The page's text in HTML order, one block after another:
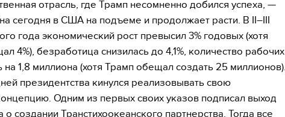
отрасль, где Трамп несомненно добился успеха, —
сегодня в США на подъеме и продолжает расти. В II–III
года экономический рост превысил 3% годовых (хотя
4%), безработица снизилась до 4,1%, количество рабочих
на 1,8 миллиона (хотя Трамп обещал создать 25 миллионов).
президентства кинулся реализовывать свою
Одним из первых своих указов подписал выход
создании Транстихоокеанского партнерства. Тогда все